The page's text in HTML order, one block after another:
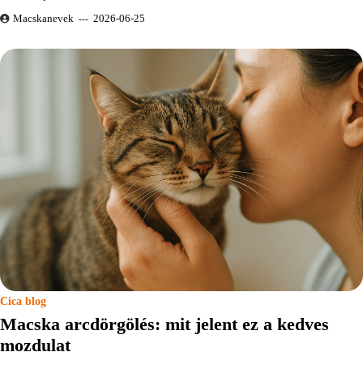
Macskanevek 2026-06-25
Cica blog
Macska arcdörgölés: mit jelent ez a kedves
mozdulat